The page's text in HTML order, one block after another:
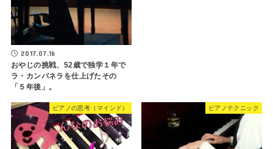
2017.07.16
おやじの挑戦、52歳で独学１年で
ラ・カンパネラを仕上げたその
「５年後」。
ピアノの思考（マインド） ピアノテクニック